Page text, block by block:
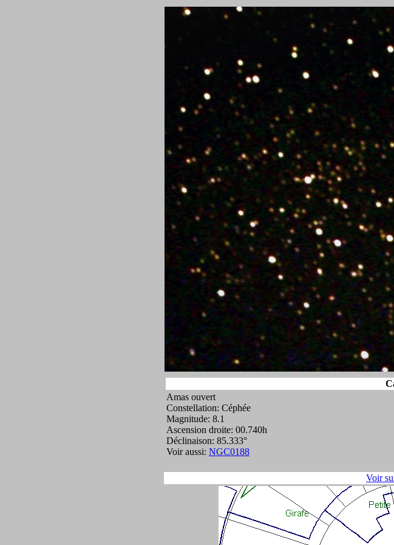
Amas ouvert
Constellation: Céphée
Magnitude: 8.1
Ascension droite: 00.740h
Déclinaison: 85.333°
Voir aussi: NGC0188
Voir